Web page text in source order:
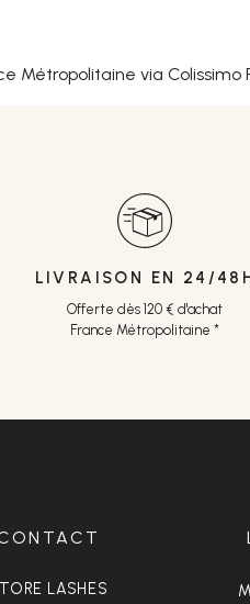
Métropolitaine via
LIVRAISON EN 24/
Offerte dès 120 € d'achat
France Métropolitaine *
LASHES